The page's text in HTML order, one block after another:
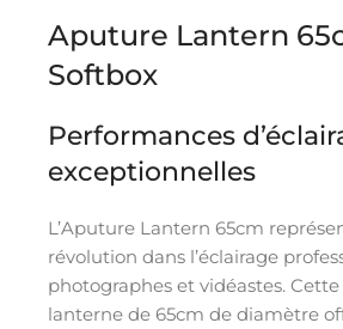
Aputure Lantern
Softbox
Performances
exceptionnelles
L’Aputure Lantern 65cm
révolution dans l’éclairage
photographes et vidéastes.
lanterne de 65cm de diamètre